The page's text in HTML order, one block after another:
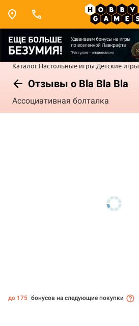
Каталог Настольные игры Детские игры
Отзывы о Bla Bla Bla
Ассоциативная болталка
до 175 бонусов на следующие покупки